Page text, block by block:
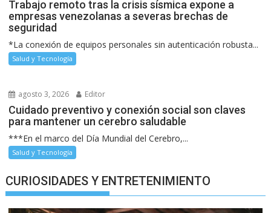
Trabajo remoto tras la crisis sísmica expone a
empresas venezolanas a severas brechas de
seguridad
*La conexión de equipos personales sin autenticación robusta...
Salud y Tecnología
agosto 3, 2026 Editor
Cuidado preventivo y conexión social son claves
para mantener un cerebro saludable
***En el marco del Día Mundial del Cerebro,...
Salud y Tecnología
CURIOSIDADES Y ENTRETENIMIENTO